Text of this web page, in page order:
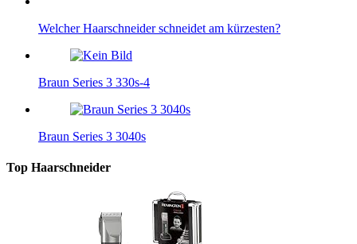
Welcher Haarschneider schneidet am kürzesten?
Braun Series 3 330s-4
Braun Series 3 3040s
Top Haarschneider